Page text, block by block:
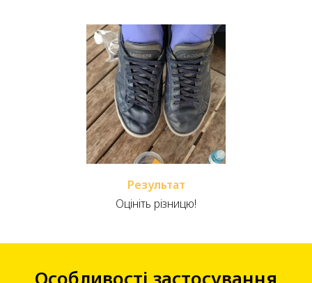
Результат
Оцініть різницю!
Особливості застосування